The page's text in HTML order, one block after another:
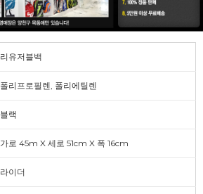
리유저블백
폴리프로필렌, 폴리에틸렌
블랙
가로 45m X 세로 51cm X 폭 16cm
라이더